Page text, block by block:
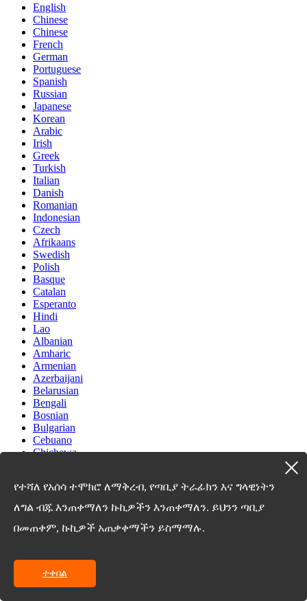
English
Chinese
Chinese
French
German
Portuguese
Spanish
Russian
Japanese
Korean
Arabic
Irish
Greek
Turkish
Italian
Danish
Romanian
Indonesian
Czech
Afrikaans
Swedish
Polish
Basque
Catalan
Esperanto
Hindi
Lao
Albanian
Amharic
Armenian
Azerbaijani
Belarusian
Bengali
Bosnian
Bulgarian
Cebuano
Chichewa
Dutch
Estonian
Filipino
Finnish
Georgian
Gujarati
Haitian
የተሻለ የአሰሳ ተሞክሮ ለማቅረብ, የጣቢያ ትራፊክን እና ግላዊነትን
ለግል ብጁ እንጠቀማለን ኩኪዎችን እንጠቀማለን. ይህንን ጣቢያ
በመጠቀም, ኩኪዎች አጠቃቀማችን ይስማማሉ.
ተቀበል